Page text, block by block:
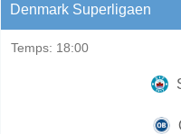
Denmark Superligaen
Temps: 18:00